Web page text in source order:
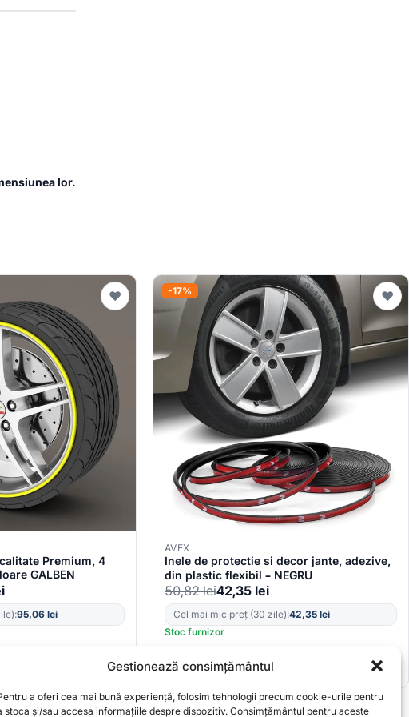
Gestionează consimțământul
a oferi cea mai bună experiență, folosim tehnologii precum cookie-urile pentru
stoca și/sau accesa informațiile despre dispozitiv. Consimțământul pentru aceste
lor.
♥
Premium, 4
GALBEN
95,06 lei
-17% ♥
AVEX
Inele de protectie si decor jante, adezive,
din plastic flexibil – NEGRU
50,82lei42,35 lei
Cel mai mic preț (30 zile):42,35 lei
Stoc furnizor